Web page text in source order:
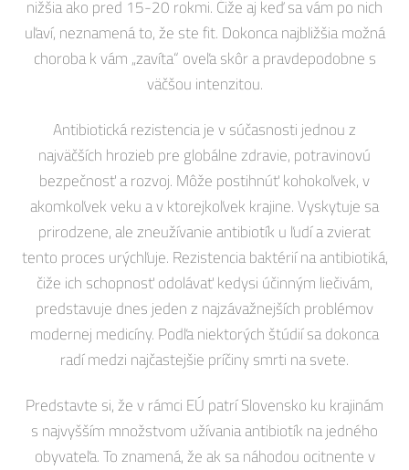
nižšia ako pred 15-20 rokmi. Čiže aj keď sa vám po nich
uľaví, neznamená to, že ste fit. Dokonca najbližšia možná
choroba k vám „zavíta“ oveľa skôr a pravdepodobne s
väčšou intenzitou.
Antibiotická rezistencia je v súčasnosti jednou z
najväčších hrozieb pre globálne zdravie, potravinovú
bezpečnosť a rozvoj. Môže postihnúť kohokoľvek, v
akomkoľvek veku a v ktorejkoľvek krajine. Vyskytuje sa
prirodzene, ale zneužívanie antibiotík u ľudí a zvierat
tento proces urýchľuje. Rezistencia baktérií na antibiotiká,
čiže ich schopnosť odolávať kedysi účinným liečivám,
predstavuje dnes jeden z najzávažnejších problémov
modernej medicíny. Podľa niektorých štúdií sa dokonca
radí medzi najčastejšie príčiny smrti na svete.
Predstavte si, že v rámci EÚ patrí Slovensko ku krajinám
s najvyšším množstvom užívania antibiotík na jedného
obyvateľa. To znamená, že ak sa náhodou ocitnente v